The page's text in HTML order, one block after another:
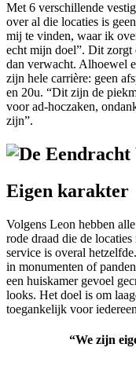
Met 6 verschillende
over al die locaties is
mij te vinden, waar ik
echt mijn doel”. Dit zorgt
dan verwacht. Alhoewel
zijn hele carrière: geen
en 20u. “Dit zijn de
voor ad-hoczaken,
zijn”.
Eigen karakter
Volgens Leon hebben
rode draad die de
service is overal
in monumenten of
een huiskamer gevoel
looks. Het doel is om
toegankelijk voor
“We zijn